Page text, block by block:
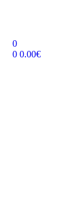
0
0 0.00€